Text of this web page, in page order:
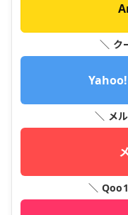
＼ ク
＼ メ
＼